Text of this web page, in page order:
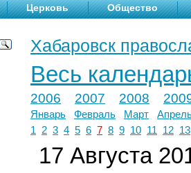
Церковь Общество
Хабаровск
Весь
2006 2007 2008
Январь Февраль Март
1
2 3 4 5 6 7 8 9 10 11 12 13
17 Августа